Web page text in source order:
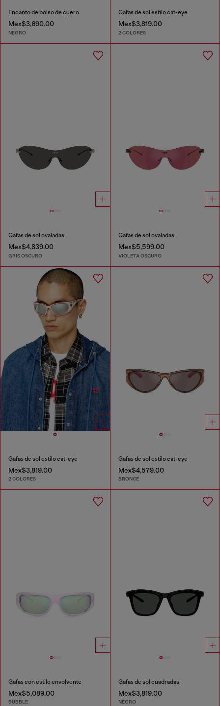
Encanto de bolso de cuero
Mex$3,690.00
NEGRO
Gafas de sol estilo cat-eye
Mex$3,819.00
2 COLORES
Gafas de sol ovaladas
Mex$4,839.00
GRIS OSCURO
Gafas de sol ovaladas
Mex$5,599.00
VIOLETA OSCURO
Gafas de sol estilo cat-eye
Mex$3,819.00
2 COLORES
Gafas de sol estilo cat-eye
Mex$4,579.00
BRONCE
Gafas con estilo envolvente
Mex$5,089.00
BUBBLE
Gafas de sol cuadradas
Mex$3,819.00
NEGRO